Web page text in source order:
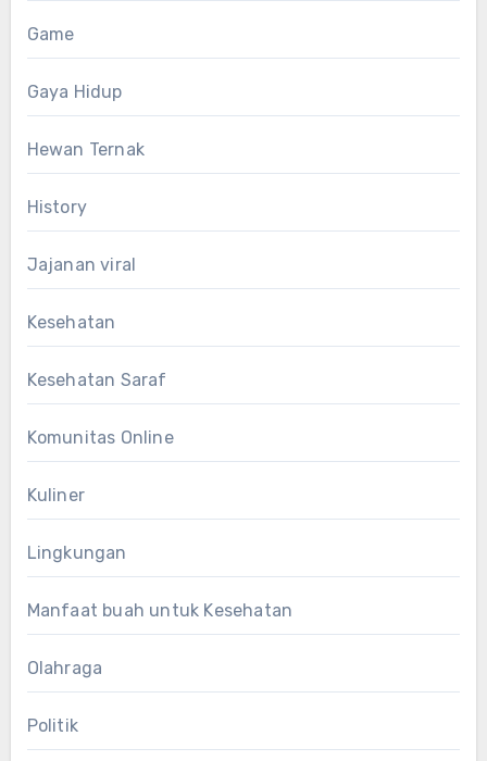
Game
Gaya Hidup
Hewan Ternak
History
Jajanan viral
Kesehatan
Kesehatan Saraf
Komunitas Online
Kuliner
Lingkungan
Manfaat buah untuk Kesehatan
Olahraga
Politik